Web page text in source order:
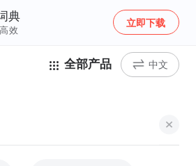
典
效
立即下载
全部产品 中文